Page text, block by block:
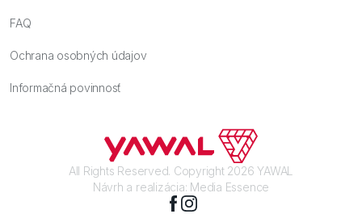
FAQ
Ochrana osobných údajov
Informačná povinnosť
All Rights Reserved. Copyright 2026 YAWAL
Návrh a realizácia: Media Essence